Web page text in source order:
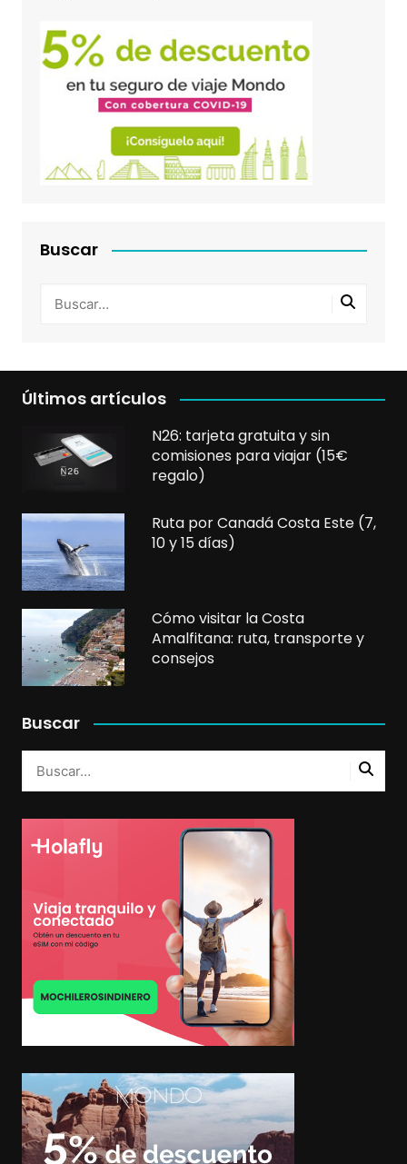
Buscar
Últimos artículos
N26: tarjeta gratuita y sin
comisiones para viajar (15€
regalo)
Ruta por Canadá Costa Este (7,
10 y 15 días)
Cómo visitar la Costa
Amalfitana: ruta, transporte y
consejos
Buscar